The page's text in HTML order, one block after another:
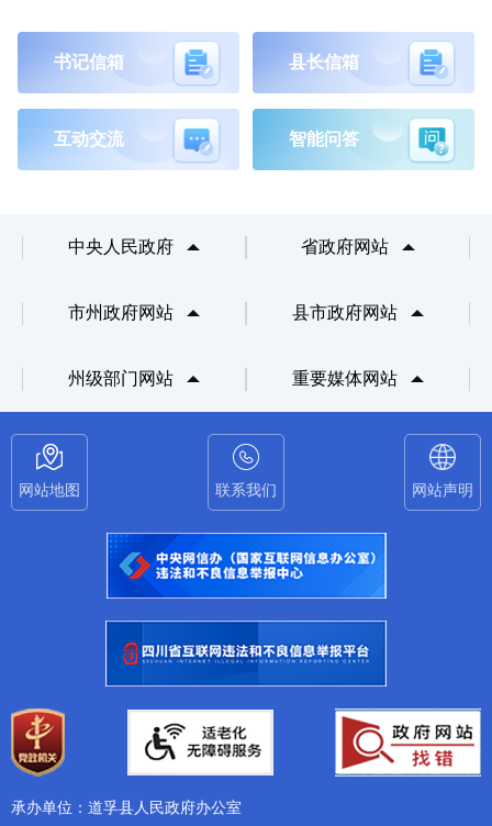
书记信箱 县长信箱
互动交流 智能问答
中央人民政府 省政府网站
市州政府网站 县市政府网站
州级部门网站 重要媒体网站
网站地图 联系我们 网站声明
承办单位：道孚县人民政府办公室